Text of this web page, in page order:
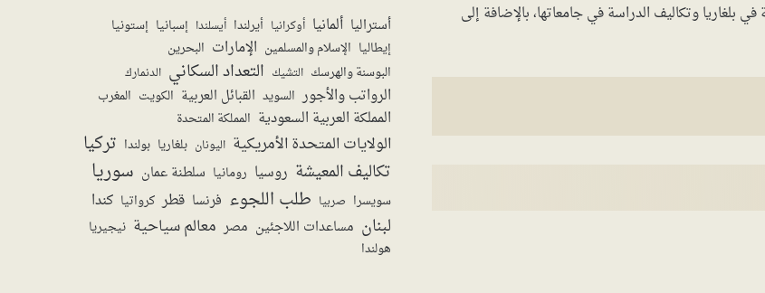
بلغاريا وتكاليف الدراسة في جامعاتها، بالإضافة إلى
أستراليا ألمانيا أوكرانيا أيرلندا أيسلندا إسبانيا إستونيا
إيطاليا الإسلام والمسلمين الإمارات البحرين
البوسنة والهرسك التشيك التعداد السكاني الدنمارك
الرواتب والأجور السويد القبائل العربية الكويت المغرب
المملكة العربية السعودية المملكة المتحدة
الولايات المتحدة الأمريكية اليونان بلغاريا بولندا تركيا
تكاليف المعيشة روسيا رومانيا سلطنة عمان سوريا
سويسرا صربيا طلب اللجوء فرنسا قطر كرواتيا كندا
لبنان مساعدات اللاجئين مصر معالم سياحية نيجيريا
هولندا